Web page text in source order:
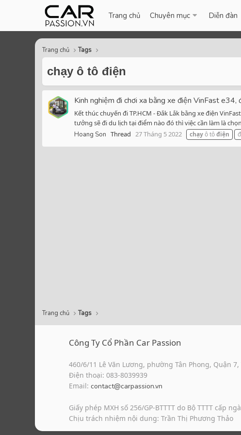
Trang chủ Chuyên mục Diễn đàn
Trang chủ Tags
chạy ô tô điện
Kinh nghiệm đi chơi xa bằng xe điện VinFast
Kết thúc chuyến đi TP.HCM - Đắk Lắk bằng xe điện
tưởng sẽ đi du lịch tại điểm nào đó thì việc cần làm là
Hoang Son Thread 27 Tháng 5 2022 chạyô tôđiện
Trang chủ Tags
Công Ty Cổ Phần Car Passion
460/6/11 Lê Văn Lương, phường Tân Phong, Quận 7,
Điện thoại: 083-8039939
Email: contact@carpassion.vn
Giấy phép MXH số 256/GP-BTTTT do Bộ TTTT cấp
Chịu trách nhiệm nội dung: Trần Thị Phương Thảo